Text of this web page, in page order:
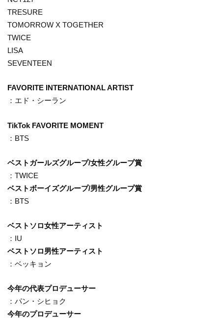
TRESURE
TOMORROW X TOGETHER
TWICE
LISA
SEVENTEEN
FAVORITE INTERNATIONAL ARTIST
：エド・シーラン
TikTok FAVORITE MOMENT
：BTS
ベストガールズグループ/女性グループ賞
：TWICE
ベストボーイズグループ/男性グループ賞
：BTS
ベストソロ女性アーティスト
：IU
ベストソロ男性アーティスト
：ベッキョン
今年の代表プロデューサー
：パン・シヒョク
今年のプロデューサー